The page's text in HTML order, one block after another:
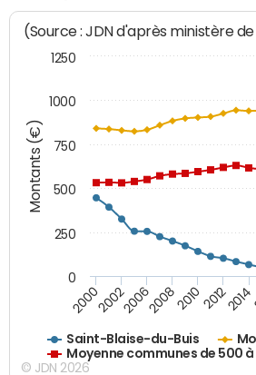
Montants (€)
(Source : JDN d'après ministère
Saint-Blaise-du-Buis
Moyenne communes de 500
2000200220062008201020122014
0
250
500
750
1000
1250
© JDN 2026